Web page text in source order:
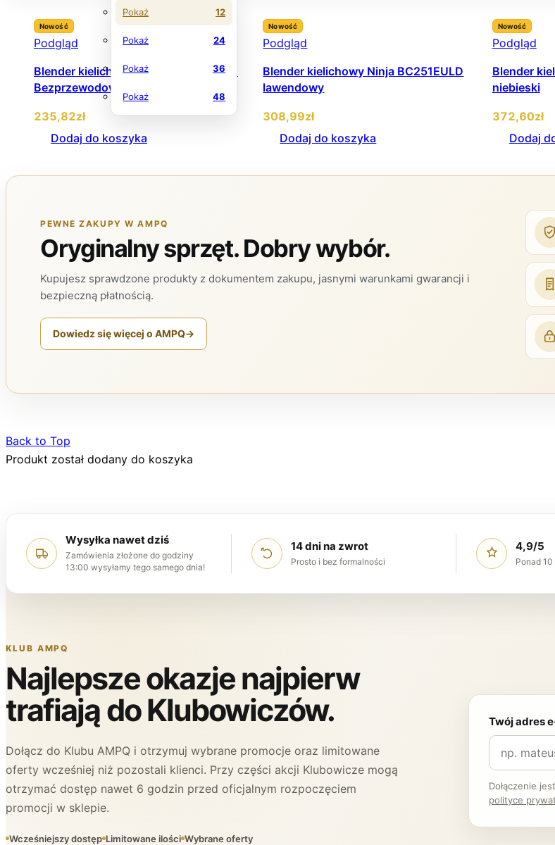
Pokaż 12
Pokaż 24
Pokaż 36
Pokaż 48
Nowość
Podgląd
Blender kielichowy Ninja BC151EUWH
Bezprzewodowy 0,53 L
235,82zł
Dodaj do koszyka
Nowość
Podgląd
Blender kielichowy Ninja BC251EULD
lawendowy
308,99zł
Dodaj do koszyka
Nowość
Podgląd
Blender
niebieski
372,60zł
Dodaj
PEWNE ZAKUPY W AMPQ
Oryginalny sprzęt. Dobry wybór.
Kupujesz sprawdzone produkty z dokumentem zakupu, jasnymi warunkami gwarancji i
bezpieczną płatnością.
Dowiedz się więcej o AMPQ→
Back to Top
Produkt został dodany do koszyka
Wysyłka nawet dziś
Zamówienia złożone do godziny
13:00 wysyłamy tego samego dnia!
14 dni na zwrot
Prosto i bez formalności
4,9/5
Ponad
KLUB AMPQ
Najlepsze okazje najpierw
trafiają do Klubowiczów.
Dołącz do Klubu AMPQ i otrzymuj wybrane promocje oraz limitowane
oferty wcześniej niż pozostali klienci. Przy części akcji Klubowicze mogą
otrzymać dostęp nawet 6 godzin przed oficjalnym rozpoczęciem
promocji w sklepie.
Wcześniejszy dostęp Limitowane ilości Wybrane oferty
Twój adres
Dołączenie
polityce